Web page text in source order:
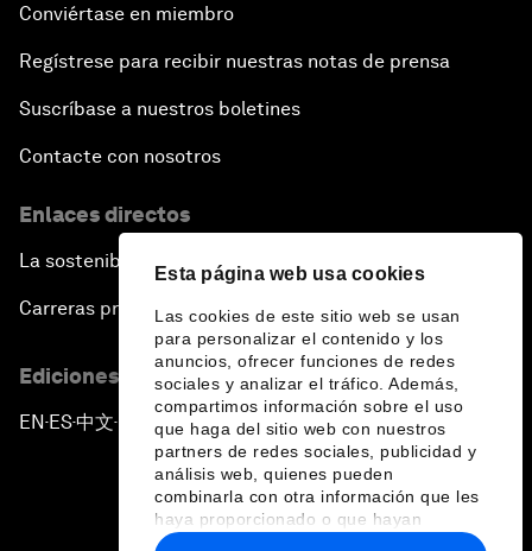
Esta página web usa cookies
Las cookies de este sitio web se usan
para personalizar el contenido y los
anuncios, ofrecer funciones de redes
sociales y analizar el tráfico. Además,
compartimos información sobre el uso
que haga del sitio web con nuestros
partners de redes sociales, publicidad y
análisis web, quienes pueden
combinarla con otra información que les
haya proporcionado o que hayan
recopilado a partir del uso que haya
Conviértase en miembro
Regístrese para recibir nuestras notas de prensa
Suscríbase a nuestros boletines
Contacte con nosotros
Enlaces directos
La sostenibilidad en el Foro
Carreras profesionales
Ediciones en otros idiomas
EN ▪ES▪中文▪ 日本語